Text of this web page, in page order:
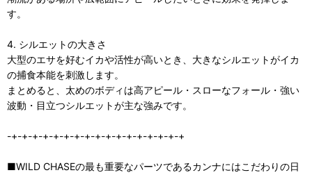
す。
4. シルエットの大きさ
大型のエサを好むイカや活性が高いとき、大きなシルエットがイカ
の捕食本能を刺激します。
まとめると、太めのボディは高アピール・スローなフォール・強い
波動・目立つシルエットが主な強みです。
-+-+-+-+-+-+-+-+-+-+-+-+-+-+-+-+-+
■WILD CHASEの最も重要なパーツであるカンナにはこだわりの日